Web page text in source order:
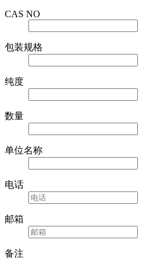
CAS NO
包装规格
纯度
数量
单位名称
电话
邮箱
备注